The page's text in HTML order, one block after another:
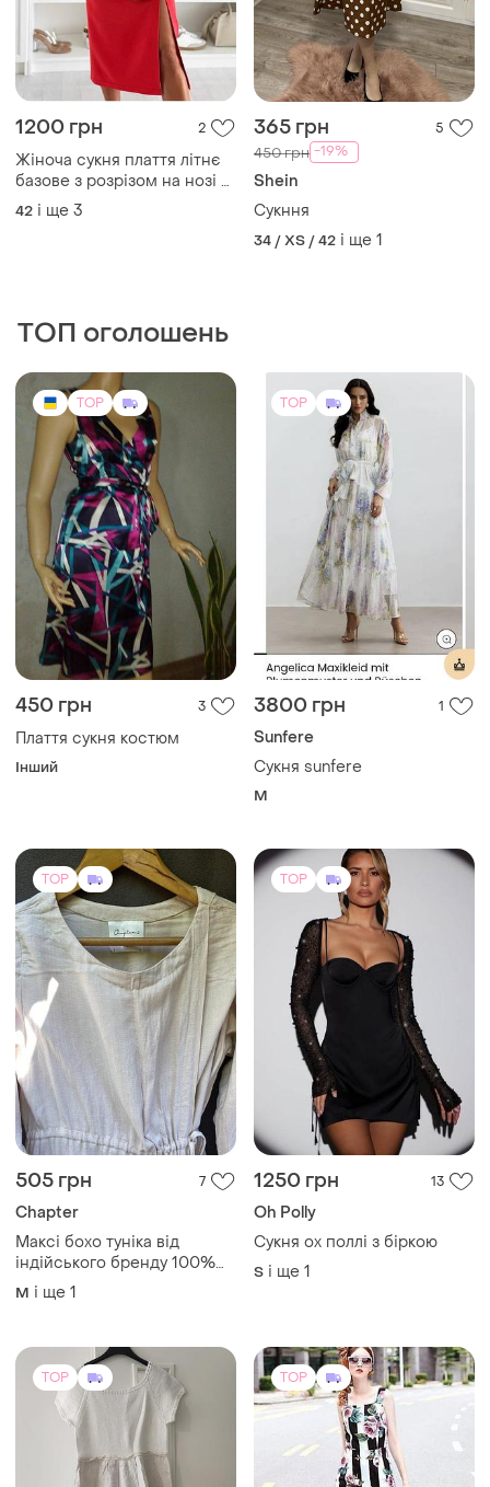
1200 грн 2
Жіноча сукня плаття літнє
базове з розрізом на нозі -
футляр пісочна коралова
42 і ще 3
365 грн 5
450 грн -19%
Shein
Сукння
34 / XS / 42
ТОП оголошень
450 грн 3
Плаття сукня костюм
Інший
3800 грн
Сукня sunfere
M
TOP
505 грн 7
Chapter
Максі бохо туніка від
індійського бренду 100%
котон
M і ще 1
TOP
1250 грн 13
Oh Polly
Сукня ох поллі з біркою
S і ще 1
TOP TOP